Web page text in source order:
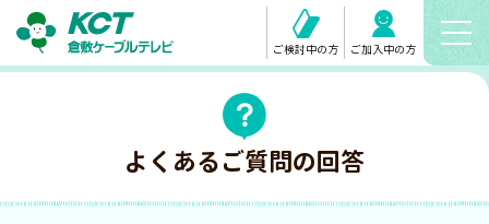
ご検討中の方 ご加入中の方
よくあるご質問の回答